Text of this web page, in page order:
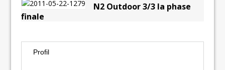
N2 Outdoor 3/3 la phase
finale
Profil